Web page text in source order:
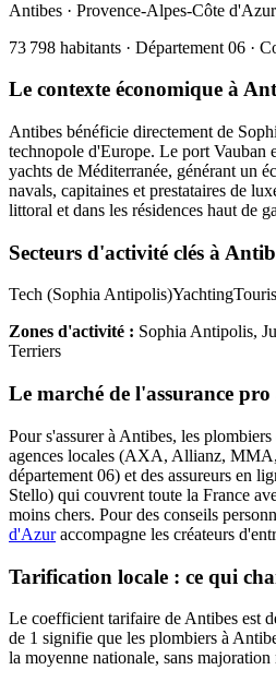
Antibes · Provence-Alpes-Côte d'Azur
73 798 habitants · Département 06 ·
Le contexte économique à
Antibes bénéficie directement de
technopole d'Europe. Le port Vauban
yachts de Méditerranée, générant un
navals, capitaines et prestataires de
littoral et dans les résidences haut de
Secteurs d'activité clés à
Tech (Sophia Antipolis)Yachting
Zones d'activité : Sophia Antipolis,
Terriers
Le marché de l'assurance pro
Pour s'assurer à Antibes, les plombiers
agences locales (AXA, Allianz,
département 06) et des assureurs en
Stello) qui couvrent toute la France
moins chers. Pour des conseils
d'Azur accompagne les créateurs
Tarification locale : ce qui
Le coefficient tarifaire de Antibes est
de 1 signifie que les plombiers à
la moyenne nationale, sans